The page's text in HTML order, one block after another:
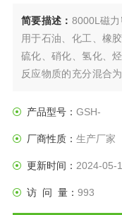
简要描述： 8000L磁
用于石油、化工、橡
硫化、硝化、氢化、
反应物质的充分混合
的效果，是化工，制药
产品型号： GSH-
厂商性质： 生产厂家
更新时间： 2024-05-
访 问 量： 993